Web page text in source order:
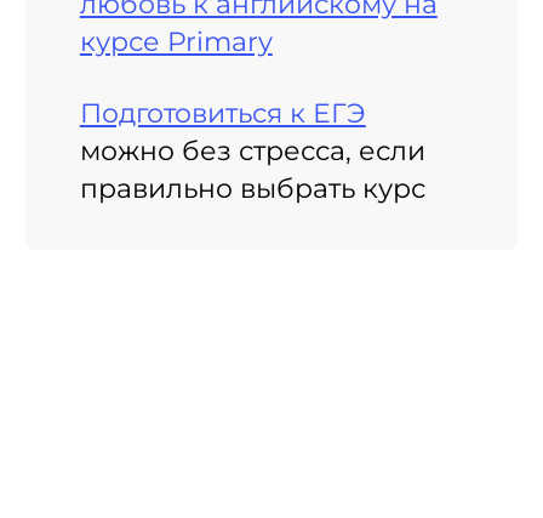
курсе Primary
Подготовиться к ЕГЭ
можно без стресса, если
правильно выбрать курс